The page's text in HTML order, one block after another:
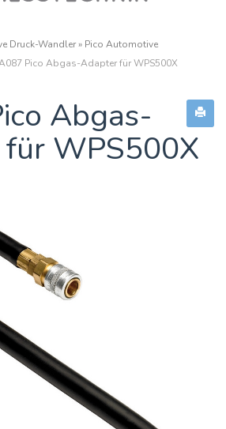
Druck-Wandler» Pico Automotive
Pico Abgas-Adapter für WPS500X
Abgas-
WPS500X